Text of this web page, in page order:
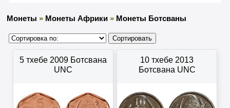
Монеты » Монеты Африки » Монеты Ботсваны
5 тхебе 2009 Ботсвана
UNC
10 тхебе 2013
Ботсвана UNC